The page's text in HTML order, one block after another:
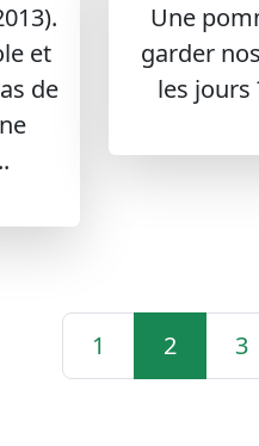
et
de
Une
garder
les jours
1 2 3